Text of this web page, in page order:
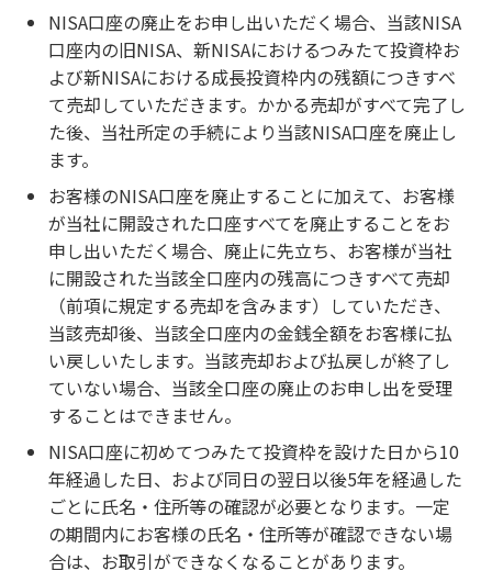
NISA口座の廃止をお申し出いただく場合、当該NISA
口座内の旧NISA、新NISAにおけるつみたて投資枠お
よび新NISAにおける成長投資枠内の残額につきすべ
て売却していただきます。かかる売却がすべて完了し
た後、当社所定の手続により当該NISA口座を廃止し
ます。
お客様のNISA口座を廃止することに加えて、お客様
が当社に開設された口座すべてを廃止することをお
申し出いただく場合、廃止に先立ち、お客様が当社
に開設された当該全口座内の残高につきすべて売却
（前項に規定する売却を含みます）していただき、
当該売却後、当該全口座内の金銭全額をお客様に払
い戻しいたします。当該売却および払戻しが終了し
ていない場合、当該全口座の廃止のお申し出を受理
することはできません。
NISA口座に初めてつみたて投資枠を設けた日から10
年経過した日、および同日の翌日以後5年を経過した
ごとに氏名・住所等の確認が必要となります。一定
の期間内にお客様の氏名・住所等が確認できない場
合は、お取引ができなくなることがあります。